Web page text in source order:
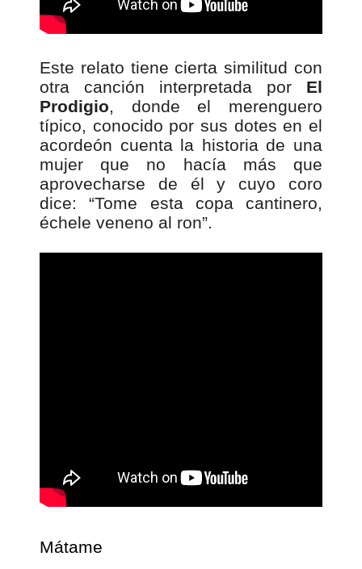
Este relato tiene cierta similitud con
otra canción interpretada por El
Prodigio, donde el merenguero
típico, conocido por sus dotes en el
acordeón cuenta la historia de una
mujer que no hacía más que
aprovecharse de él y cuyo coro
dice: “Tome esta copa cantinero,
échele veneno al ron”.
Mátame